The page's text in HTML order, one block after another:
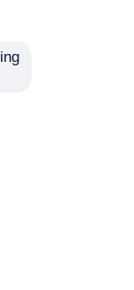
80 τόνου 2